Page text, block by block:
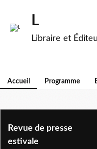
L
Libraire et
Accueil Programme
Revue de presse
estivale